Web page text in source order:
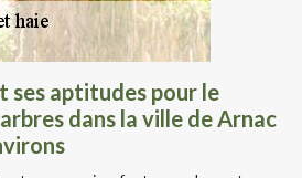
ses aptitudes pour le
dans la ville de Arnac